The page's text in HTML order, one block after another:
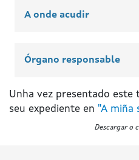
A onde acudir
Órgano responsable
Unha vez presentado
seu expediente en "A miña
Descargar o